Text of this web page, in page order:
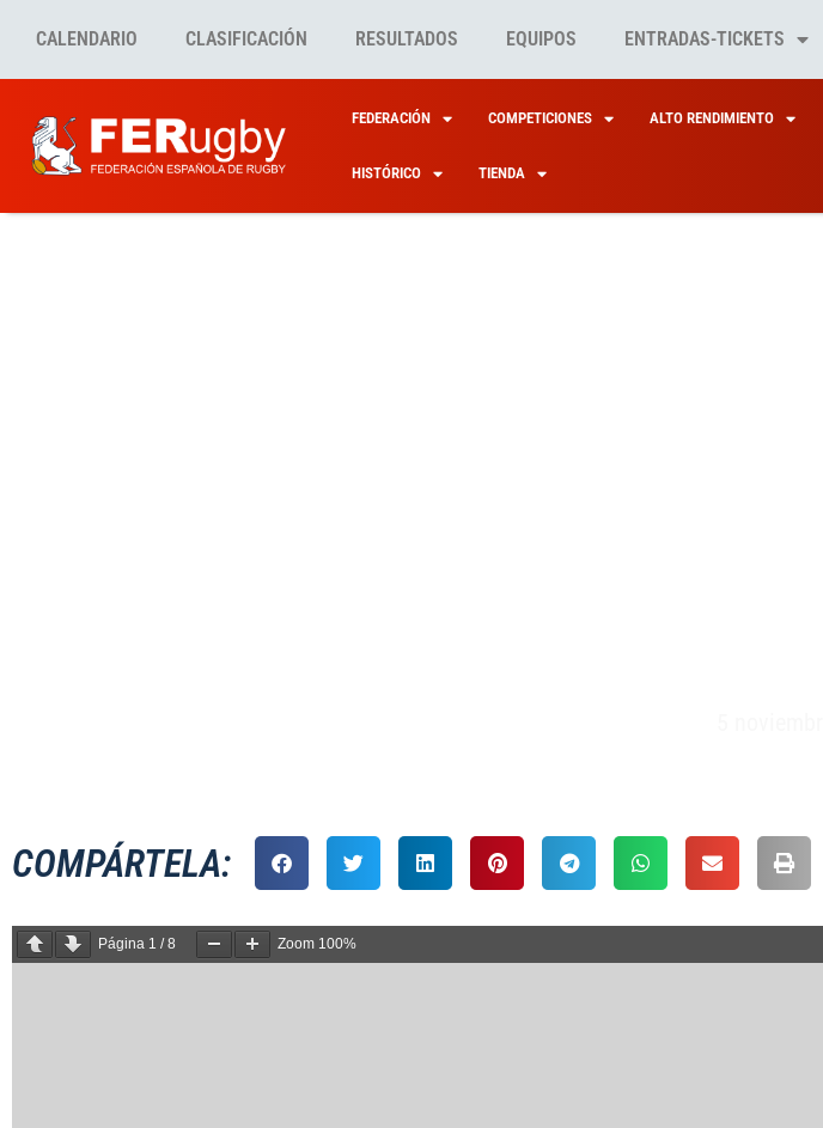
CALENDARIO CLASIFICACIÓN RESULTADOS EQUIPOS ENTRADAS-TICKETS
FEDERACIÓN COMPETICIONES ALTO RENDIMIENTO
HISTÓRICO TIENDA
COMPÁRTELA:
Página 1 /8 Zoom 100%